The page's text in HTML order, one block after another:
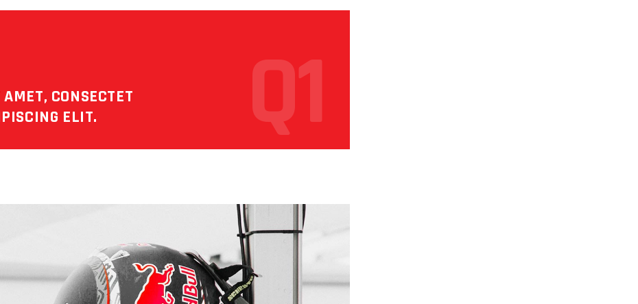
CONSECTET
ELIT.
Q1